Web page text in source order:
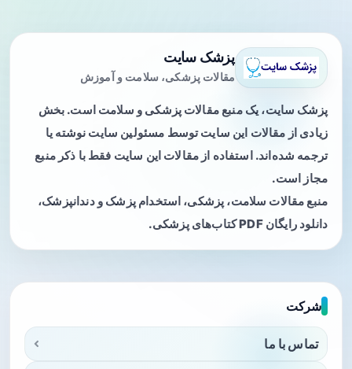
پزشک سایت
مقالات پزشکی، سلامت و آموزش
پزشک سایت، یک منبع مقالات پزشکی و سلامت است. بخش
زیادی از مقالات این سایت توسط مسئولین سایت نوشته یا
ترجمه شده‌اند. استفاده از مقالات این سایت فقط با ذکر منبع
مجاز است.
منبع مقالات سلامت، پزشکی، استخدام پزشک و دندانپزشک،
دانلود رایگان PDF کتاب‌های پزشکی.
شرکت
تماس با ما